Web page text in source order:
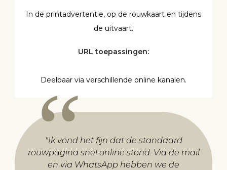
In de printadvertentie, op de rouwkaart en tijdens
de uitvaart.
URL toepassingen:
Deelbaar via verschillende online kanalen.
"Ik vond het fijn dat de standaard
rouwpagina snel online stond. Via de mail
en via WhatsApp hebben we de